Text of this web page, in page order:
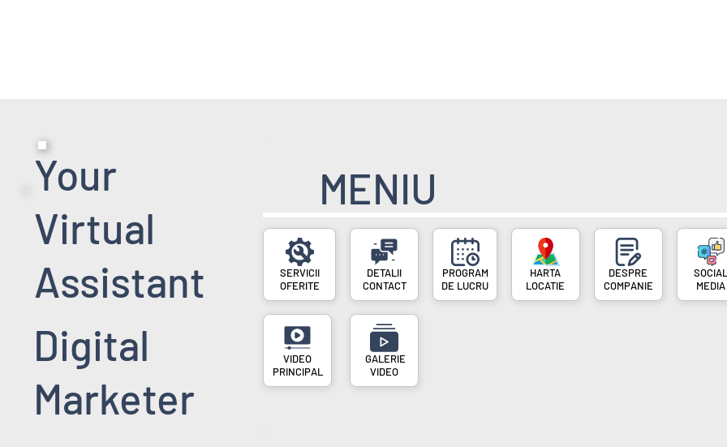
Your
Virtual
Assistant
Digital
Marketer
MENIU
SERVICII
OFERITE
CONTACT
PROGRAM
DE LUCRU
LOCATIE
DESPRE
COMPANIE
MEDIA
VIDEO
PRINCIPAL
VIDEO